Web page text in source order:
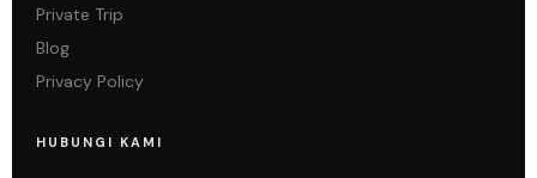
Private Trip
Blog
Privacy Policy
HUBUNGI KAMI